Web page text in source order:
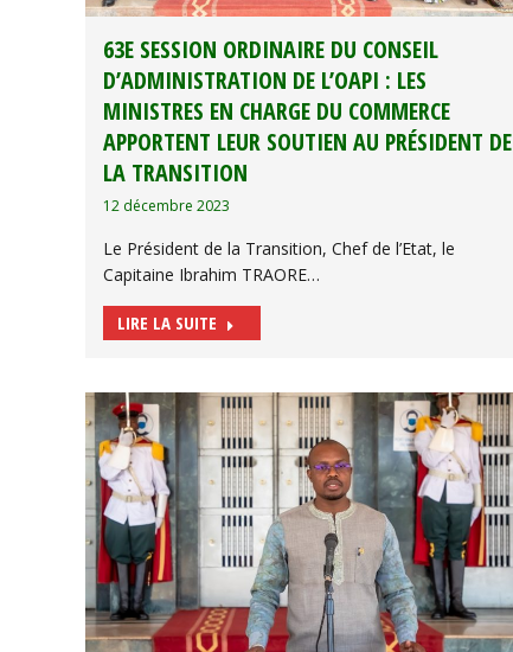
63E SESSION ORDINAIRE DU CONSEIL
D’ADMINISTRATION DE L’OAPI : LES
MINISTRES EN CHARGE DU COMMERCE
APPORTENT LEUR SOUTIEN AU PRÉSIDENT DE
LA TRANSITION
12 décembre 2023
Le Président de la Transition, Chef de l’Etat, le
Capitaine Ibrahim TRAORE…
LIRE LA SUITE